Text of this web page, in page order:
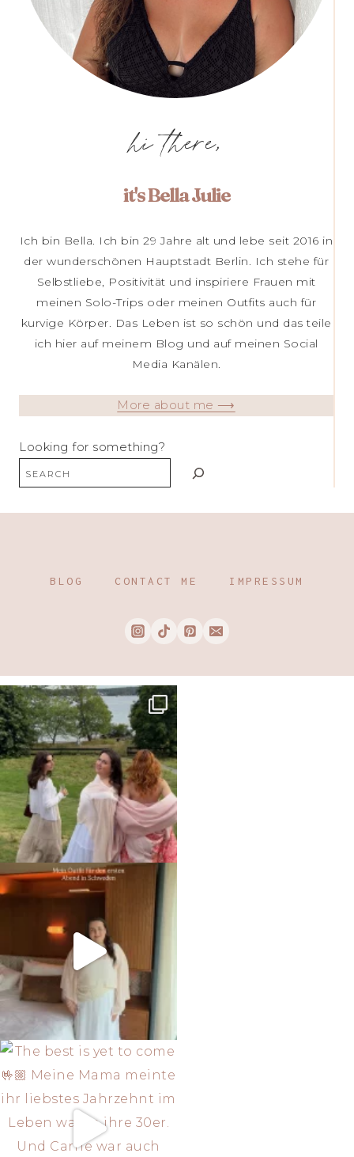
hi there,
it's Bella Julie
Ich bin Bella. Ich bin 29 Jahre alt und lebe seit 2016 in
der wunderschönen Hauptstadt Berlin. Ich stehe für
Selbstliebe, Positivität und inspiriere Frauen mit
meinen Solo-Trips oder meinen Outfits auch für
kurvige Körper. Das Leben ist so schön und das teile
ich hier auf meinem Blog und auf meinen Social
Media Kanälen.
More about me ⟶
Looking for something?
BLOG CONTACT ME IMPRESSUM